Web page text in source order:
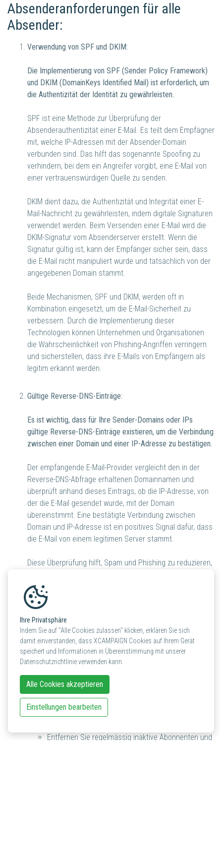
Absenderanforderungen für alle
Absender:
Verwendung von SPF und DKIM:
Die Implementierung von SPF (Sender Policy Framework)
und DKIM (DomainKeys Identified Mail) ist erforderlich, um
die Authentizität der Identität zu gewährleisten.
SPF ist eine Methode zur Überprüfung der
Absenderauthentizität einer E-Mail. Es teilt dem Empfägner
mit, welche IP-Adressen mit der Absender-Domain
verbunden sind. Das hilft das sogenannte Spoofing zu
verhindern, bei dem ein Angreifer vorgibt, eine E-Mail von
einer vertrauenswürdigen Quelle zu senden.
DKIM dient dazu, die Authentizität und Integrität einer E-
Mail-Nachricht zu gewährleisten, indem digitale Signaturen
verwendet werden. Beim Versenden einer E-Mail wird die
DKIM-Signatur vom Absenderserver erstellt. Wenn die
Signatur gültig ist, kann der Empfänger sicher sein, dass
die E-Mail nicht manipuliert wurde und tatsächlich von der
angegebenen Domain stammt.
Beide Mechanismen, SPF und DKIM, werden oft in
Kombination eingesetzt, um die E-Mail-Sicherheit zu
verbessern. Durch die Implementierung dieser
Technologien können Unternehmen und Organisationen
die Wahrscheinlichkeit von Phishing-Angriffen verringern
und sicherstellen, dass ihre E-Mails von Empfängern als
legitim erkannt werden.
Gültige Reverse-DNS-Einträge:
Es ist wichtig, dass für Ihre Sender-Domains oder IPs
gültige Reverse-DNS-Einträge existieren, um die Verbindung
zwischen einer Domain und einer IP-Adresse zu bestätigen.
Der empfangende E-Mail-Provider vergleicht den in der
Reverse-DNS-Abfrage erhaltenen Domainnamen und
überprüft anhand dieses Eintrags, ob die IP-Adresse, von
der die E-Mail gesendet wurde, mit der Domain
übereinstimmt. Eine bestätigte Verbindung zwischen
Domain und IP-Adresse ist ein positives Signal dafür, dass
die E-Mail von einem legitimen Server stammt.
Diese Überprüfung hilft, Spam und Phishing zu reduzieren,
gefälschten Absender-IP-Adressen stammen.
Spam-Rate unter 0,3%:
Um eine niedrige Spam-Rate zu erreichen, überwachen Sie
diese mit den Google Postmaster Tools und beachten Sie
folgende bewährte Praktiken zur Spam-Vermeidung:
Verwenden Sie das Double-Opt-in Verfahren und
stellen Sie sicher, dass Sie nur E-Mails an Personen
senden, die explizit zugestimmt haben. Dies
reduziert das Risiko von Spam-Beschwerden
Entfernen Sie regelmässig inaktive Abonnenten und
Ihre Privatsphäre
Indem Sie auf "Alle Cookies zulassen" klicken, erklären Sie sich
damit einverstanden, dass XCAMPAIGN Cookies auf Ihrem Gerät
speichert und Informationen in Übereinstimmung mit unserer
Datenschutzrichtlinie verwenden kann.
Alle Cookies akzeptieren
Einstellungen bearbeiten